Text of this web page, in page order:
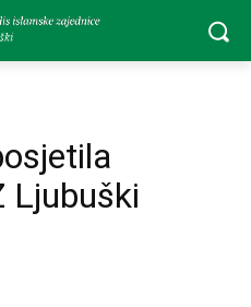
Ljubuški